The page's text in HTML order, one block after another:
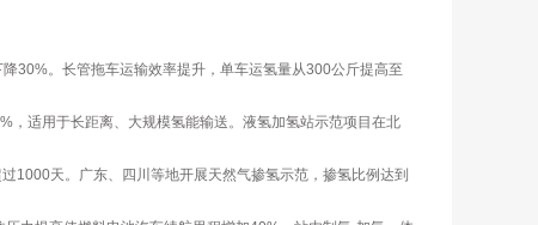
30%。长管拖车运输效率提升，单车运氢量从300公斤提高至
，适用于长距离、大规模氢能输送。液氢加氢站示范项目在北
1000天。广东、四川等地开展天然气掺氢示范，掺氢比例达到